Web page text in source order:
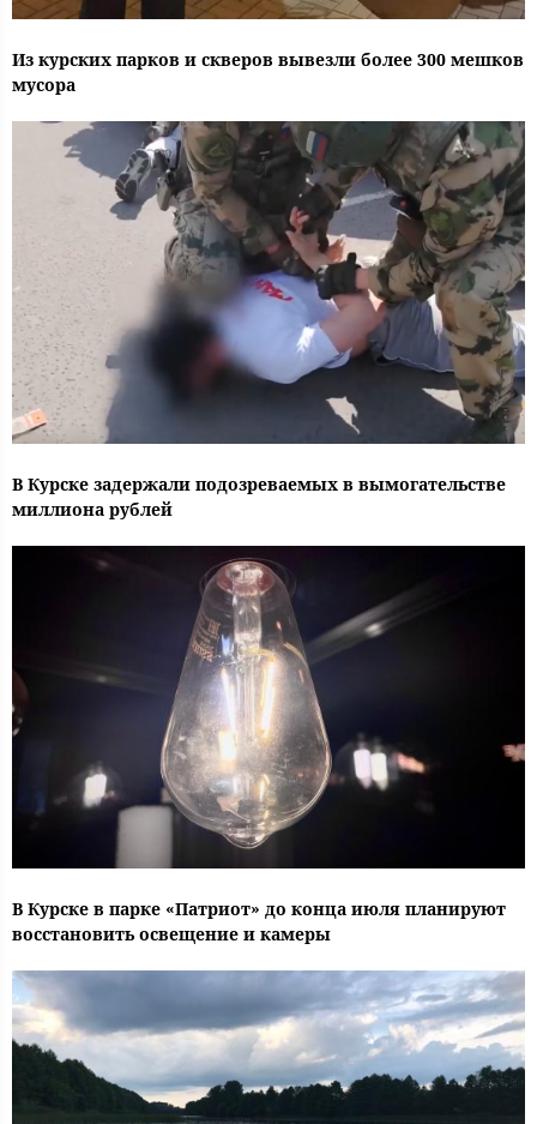
Из курских парков и скверов вывезли более 300 мешков
мусора
В Курске задержали подозреваемых в вымогательстве
миллиона рублей
В Курске в парке «Патриот» до конца июля планируют
восстановить освещение и камеры